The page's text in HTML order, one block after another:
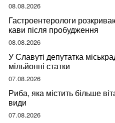
08.08.2026
Гастроентерологи
кави після пробудження
08.08.2026
У Славуті депутатка
мільйонні статки
07.08.2026
Риба, яка містить більше
види
07.08.2026